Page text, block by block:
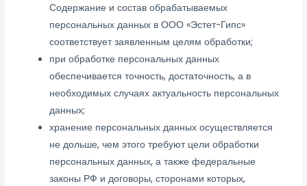
Содержание и состав обрабатываемых
персональных данных в ООО «Эстет-Гипс»
соответствует заявленным целям обработки;
при обработке персональных данных
обеспечивается точность, достаточность, а в
необходимых случаях актуальность персональных
данных;
хранение персональных данных осуществляется
не дольше, чем этого требуют цели обработки
персональных данных, а также федеральные
законы РФ и договоры, сторонами которых,